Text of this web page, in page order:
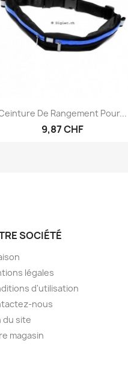
 Aperçu rapide
De Rangement Pour...
9,87 CHF
SOCIÉTÉ
légales
d'utilisation
nous
du site
magasin